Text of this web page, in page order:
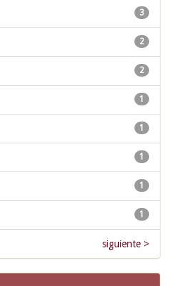
3
2
2
1
1
1
1
1
siguiente >